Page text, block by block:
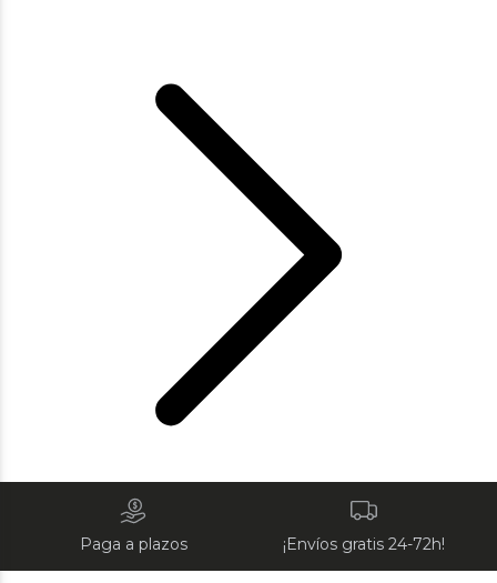
Paga a plazos ¡Envíos gratis 24-72h!